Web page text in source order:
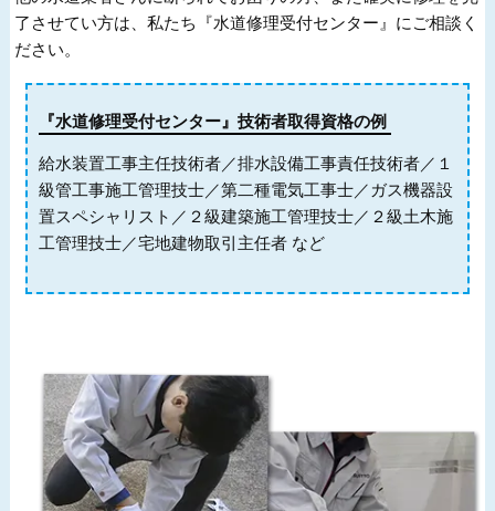
了させてい方は、私たち『水道修理受付センター』にご相談く
ださい。
『水道修理受付センター』技術者取得資格の例
給水装置工事主任技術者／排水設備工事責任技術者／１
級管工事施工管理技士／第二種電気工事士／ガス機器設
置スペシャリスト／２級建築施工管理技士／２級土木施
工管理技士／宅地建物取引主任者 など